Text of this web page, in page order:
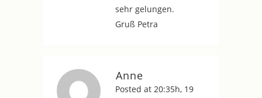
sehr gelungen.
Gruß Petra
Anne
Posted at 20:35h, 19